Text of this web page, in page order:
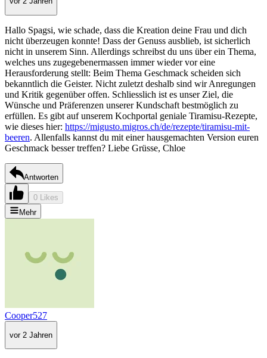
Hallo Spagsi, wie schade, dass die Kreation deine Frau und dich
nicht überzeugen konnte! Dass der Genuss ausblieb, ist sicherlich
nicht in unserem Sinn. Allerdings schreibst du uns über ein Thema,
welches uns zugegebenermassen immer wieder vor eine
Herausforderung stellt: Beim Thema Geschmack scheiden sich
bekanntlich die Geister. Nicht zuletzt deshalb sind wir Anregungen
und Kritik gegenüber offen. Schliesslich ist es unser Ziel, die
Wünsche und Präferenzen unserer Kundschaft bestmöglich zu
erfüllen. Es gibt auf unserem Kochportal geniale Tiramisu-Rezepte,
wie dieses hier: https://migusto.migros.ch/de/rezepte/tiramisu-mit-
beeren. Allenfalls kannst du mit einer hausgemachten Version euren
Geschmack besser treffen? Liebe Grüsse, Chloe
Antworten
0 Likes
Mehr
Cooper527
vor 2 Jahren